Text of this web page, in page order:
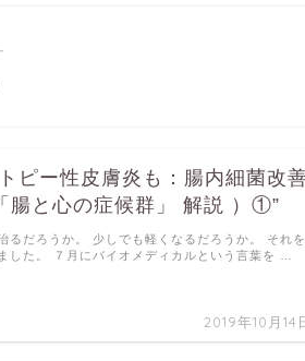
ピー性皮膚炎も：腸内細菌改
腸と心の症候群」 解説 ）①”
2019年10月14
るだろうか。 少しでも軽くなるだろうか。 それを
した。 ７月にバイオメディカルという言葉を …